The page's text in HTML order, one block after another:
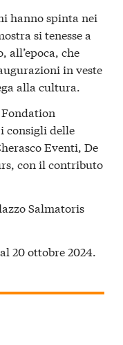
hanno spinta nei
si tenesse a
all’epoca, che
in veste
alla cultura.
consigli delle
Eventi, De
con il contributo
Salmatoris
20 ottobre 2024.